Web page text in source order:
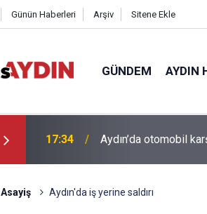
Günün Haberleri Arşiv Sitene Ekle
GÜNDEM AYDIN
16:07 Efeler'de minik
Asayiş Aydın'da iş yerine saldırı